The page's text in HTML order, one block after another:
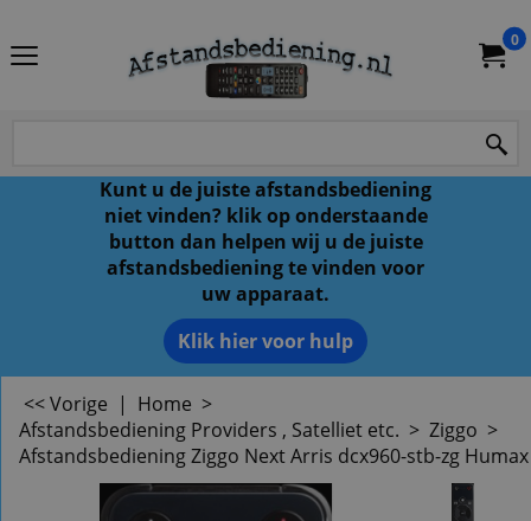
0
Kunt u de juiste afstandsbediening
niet vinden? klik op onderstaande
button dan helpen wij u de juiste
afstandsbediening te vinden voor
uw apparaat.
Klik hier voor hulp
<< Vorige | Home >
Afstandsbediening Providers , Satelliet etc. > Ziggo >
Afstandsbediening Ziggo Next Arris dcx960-stb-zg